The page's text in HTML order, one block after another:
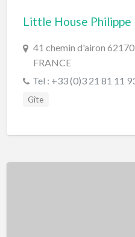
Little House Philippe
41 chemin d'airon
FRANCE
Tel : +33 (0)3 21 81 11
Gîte